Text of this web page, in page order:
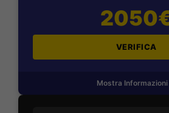
VERIFICA
Mostra Informazioni